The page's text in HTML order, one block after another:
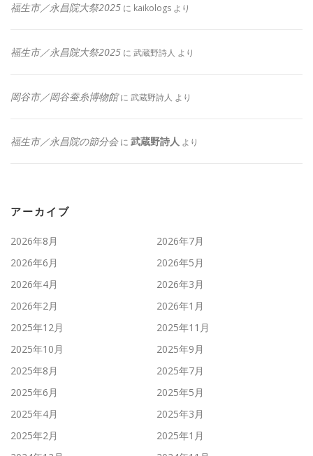
福生市／永昌院大祭2025 に kaikologs より
福生市／永昌院大祭2025 に 武蔵野詩人 より
岡谷市／岡谷蚕糸博物館に 武蔵野詩人 より
福生市／永昌院の節分会に 武蔵野詩人 より
アーカイブ
2026年8月
2026年7月
2026年6月
2026年5月
2026年4月
2026年3月
2026年2月
2026年1月
2025年12月
2025年11月
2025年10月
2025年9月
2025年8月
2025年7月
2025年6月
2025年5月
2025年4月
2025年3月
2025年2月
2025年1月